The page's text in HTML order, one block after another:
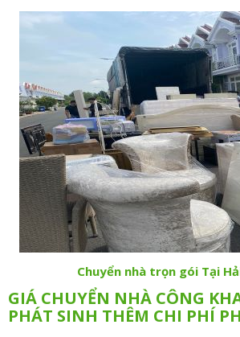
Chuyển nhà trọn gói Tại
GIÁ CHUYỂN NHÀ CÔNG
PHÁT SINH THÊM CHI PHÍ